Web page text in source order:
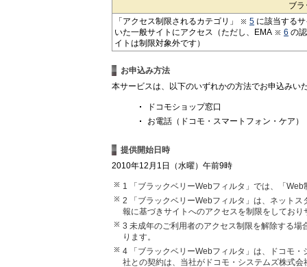
ブ
「アクセス制限されるカテゴリ」
5 に該当する
いた一般サイトにアクセス（ただし、EMA
6 の
イトは制限対象外です）
お申込み方法
本サービスは、以下のいずれかの方法でお申込みい
ドコモショップ窓口
お電話（ドコモ・スマートフォン・ケア）
提供開始日時
2010年12月1日（水曜）午前9時
1 「ブラックベリーWebフィルタ」では、「
2 「ブラックベリーWebフィルタ」は、ネット
報に基づきサイトへのアクセスを制限をしてお
3 未成年のご利用者のアクセス制限を解除する
ります。
4 「ブラックベリーWebフィルタ」は、ドコモ
社との契約は、当社がドコモ・システムズ株式